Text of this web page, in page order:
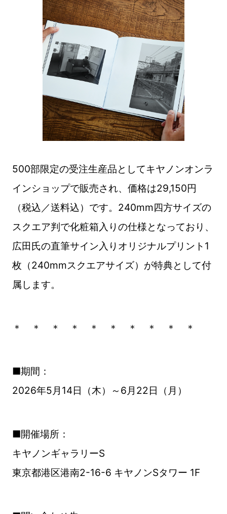
500部限定の受注生産品としてキヤノンオンラ
インショップで販売され、価格は29,150円
（税込／送料込）です。240mm四方サイズの
スクエア判で化粧箱入りの仕様となっており、
広田氏の直筆サイン入りオリジナルプリント1
枚（240mmスクエアサイズ）が特典として付
属します。
＊ ＊ ＊ ＊ ＊ ＊ ＊ ＊ ＊ ＊
■期間：
2026年5月14日（木）～6月22日（月）
■開催場所：
キヤノンギャラリーS
東京都港区港南2-16-6 キヤノンSタワー 1F